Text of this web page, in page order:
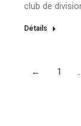
club de
Détails
← 1